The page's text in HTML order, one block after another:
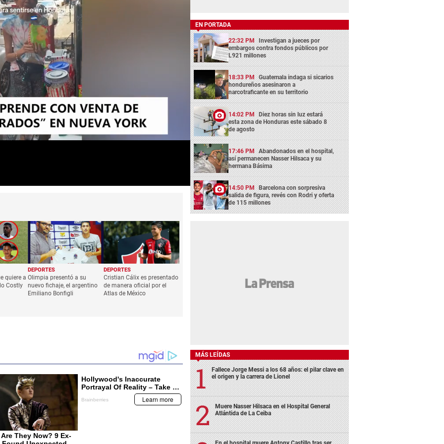
quiere a
Costly
DEPORTES
Olimpia presentó a su
nuevo fichaje, el argentino
Emiliano Bonfigli
DEPORTES
Cristian Cálix es presentado
de manera oficial por el
Atlas de México
EN PORTADA
22:32 PM Investigan a jueces por
embargos contra fondos públicos por
L921 millones
18:33 PM Guatemala indaga si sicarios
hondureños asesinaron a
narcotraficante en su territorio
14:02 PM Diez horas sin luz estará
esta zona de Honduras este sábado 8
de agosto
17:46 PM Abandonados en el hospital,
así permanecen Nasser Hilsaca y su
hermana Básima
14:50 PM Barcelona con sorpresiva
salida de figura, revés con Rodri y oferta
de 115 millones
MÁS LEÍDAS
Fallece Jorge Messi a los 68 años: el pilar clave en
el origen y la carrera de Lionel
Muere Nasser Hilsaca en el Hospital General
Atlántida de La Ceiba